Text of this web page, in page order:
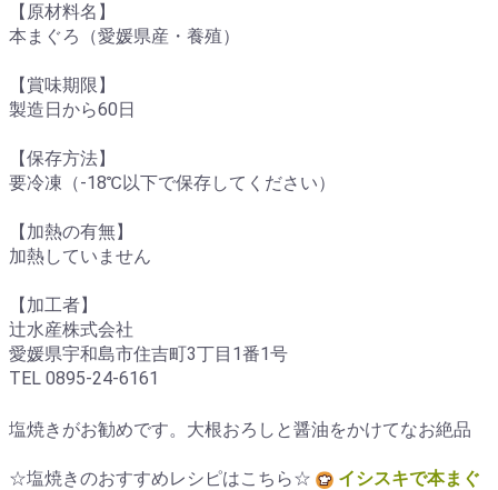
【原材料名】
本まぐろ（愛媛県産・養殖）
【賞味期限】
製造日から60日
【保存方法】
要冷凍（-18℃以下で保存してください）
【加熱の有無】
加熱していません
【加工者】
辻水産株式会社
愛媛県宇和島市住吉町3丁目1番1号
TEL 0895-24-6161
塩焼きがお勧めです。大根おろしと醤油をかけてなお絶品
☆塩焼きのおすすめレシピはこちら☆
イシスキで本まぐ